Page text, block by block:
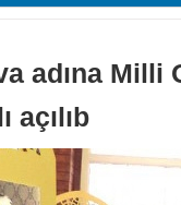
adına Milli
açılıb